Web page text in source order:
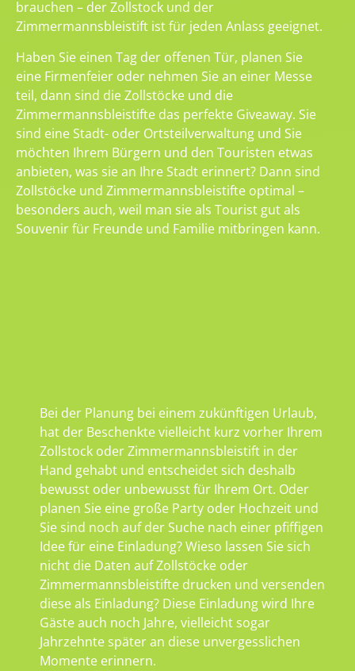
brauchen – der Zollstock und der
Zimmermannsbleistift ist für jeden Anlass geeignet.
Haben Sie einen Tag der offenen Tür, planen Sie
eine Firmenfeier oder nehmen Sie an einer Messe
teil, dann sind die Zollstöcke und die
Zimmermannsbleistifte das perfekte Giveaway. Sie
sind eine Stadt- oder Ortsteilverwaltung und Sie
möchten Ihrem Bürgern und den Touristen etwas
anbieten, was sie an Ihre Stadt erinnert? Dann sind
Zollstöcke und Zimmermannsbleistifte optimal –
besonders auch, weil man sie als Tourist gut als
Souvenir für Freunde und Familie mitbringen kann.
Bei der Planung bei einem zukünftigen Urlaub,
hat der Beschenkte vielleicht kurz vorher Ihrem
Zollstock oder Zimmermannsbleistift in der
Hand gehabt und entscheidet sich deshalb
bewusst oder unbewusst für Ihrem Ort. Oder
planen Sie eine große Party oder Hochzeit und
Sie sind noch auf der Suche nach einer pfiffigen
Idee für eine Einladung? Wieso lassen Sie sich
nicht die Daten auf Zollstöcke oder
Zimmermannsbleistifte drucken und versenden
diese als Einladung? Diese Einladung wird Ihre
Gäste auch noch Jahre, vielleicht sogar
Jahrzehnte später an diese unvergesslichen
Momente erinnern.